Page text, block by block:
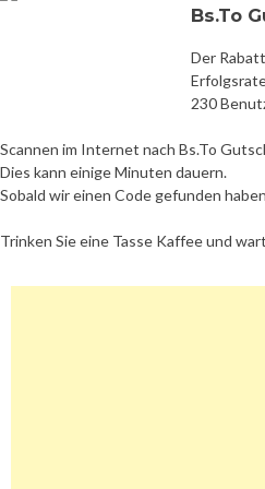
Bs.To
Der
230
Scannen im Internet nach Bs.To
Dies kann einige Minuten dauern.
Sobald wir einen Code gefunden
Trinken Sie eine Tasse Kaffee und